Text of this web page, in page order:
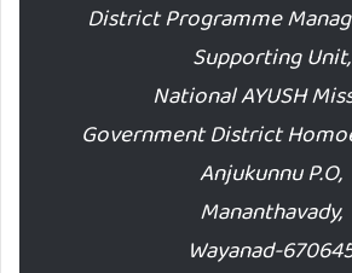
District Programme
Supporting Unit,
National AYUSH
Government District
Anjukunnu P.O,
Mananthavady,
Wayanad-